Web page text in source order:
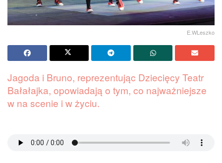
E.WLeszko
Jagoda i Bruno, reprezentując Dziecięcy Teatr
Bałałajka, opowiadają o tym, co najważniejsze
w na scenie i w życiu.